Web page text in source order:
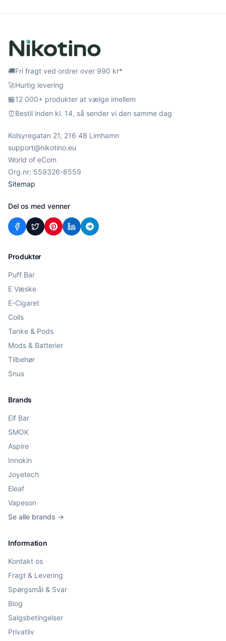
🚚Fri fragt ved ordrer over 990 kr*
🚀Hurtig levering
🏪12 000+ produkter at vælge imellem
⏰Bestil inden kl. 14, så sender vi den samme dag
Kolsyregatan 21, 216 48 Limhamn
support@nikotino.eu
World of eCom
Org.nr: 559326-8559
Sitemap
Del os med venner
Produkter
Puff Bar
E Væske
E-Cigaret
Coils
Tanke & Pods
Mods & Batterier
Tilbehør
Snus
Brands
Elf Bar
SMOK
Aspire
Innokin
Joyetech
Eleaf
Vapeson
Se alle brands →
Information
Kontakt os
Fragt & Levering
Spørgsmål & Svar
Blog
Salgsbetingelser
Privatliv